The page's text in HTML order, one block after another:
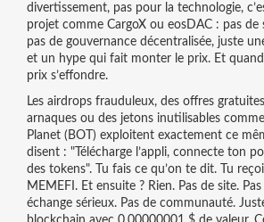
divertissement, pas pour la technologie,
projet comme CargoX ou eosDAC : pas
pas de gouvernance décentralisée, juste
et un hype qui fait monter le prix. Et quand
prix s’effondre.
Les airdrops frauduleux, des offres
arnaques ou des jetons inutilisables
Planet (BOT) exploitent exactement ce
disent : "Télécharge l’appli, connecte ton
des tokens". Tu fais ce qu’on te dit. Tu
MEMEFI. Et ensuite ? Rien. Pas de site.
échange sérieux. Pas de communauté.